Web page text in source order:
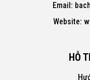
Email:
Website:
HỖ